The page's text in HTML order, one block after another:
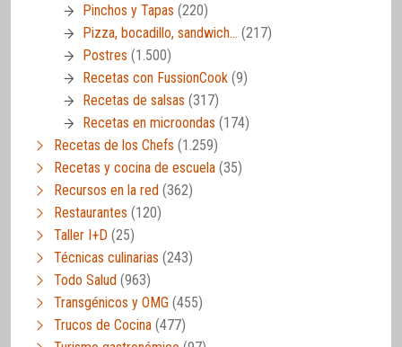
Pinchos y Tapas (220)
Pizza, bocadillo, sandwich… (217)
Postres (1.500)
Recetas con FussionCook (9)
Recetas de salsas (317)
Recetas en microondas (174)
Recetas de los Chefs (1.259)
Recetas y cocina de escuela (35)
Recursos en la red (362)
Restaurantes (120)
Taller I+D (25)
Técnicas culinarias (243)
Todo Salud (963)
Transgénicos y OMG (455)
Trucos de Cocina (477)